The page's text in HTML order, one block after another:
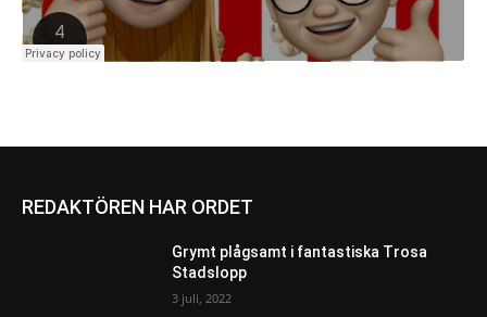
REDAKTÖREN HAR ORDET
Grymt plågsamt i fantastiska Trosa
Stadslopp
3 juli, 2022